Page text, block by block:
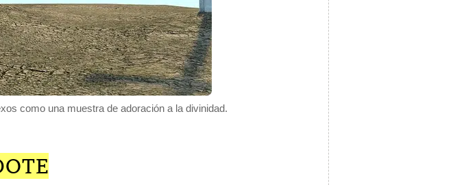
como una muestra de adoración a la divinidad.